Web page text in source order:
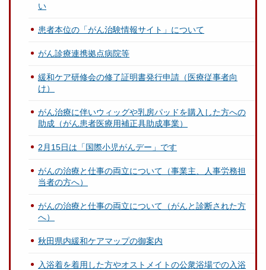
い
患者本位の「がん治験情報サイト」について
がん診療連携拠点病院等
緩和ケア研修会の修了証明書発行申請（医療従事者向
け）
がん治療に伴いウィッグや乳房パッドを購入した方への
助成（がん患者医療用補正具助成事業）
2月15日は「国際小児がんデー」です
がんの治療と仕事の両立について（事業主、人事労務担
当者の方へ）
がんの治療と仕事の両立について（がんと診断された方
へ）
秋田県内緩和ケアマップの御案内
入浴着を着用した方やオストメイトの公衆浴場での入浴